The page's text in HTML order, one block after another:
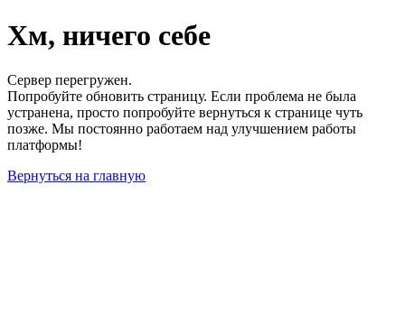
Хм, ничего себе
Сервер перегружен.
Попробуйте обновить страницу. Если проблема не была
устранена, просто попробуйте вернуться к странице чуть
позже. Мы постоянно работаем над улучшением работы
платформы!
Вернуться на главную